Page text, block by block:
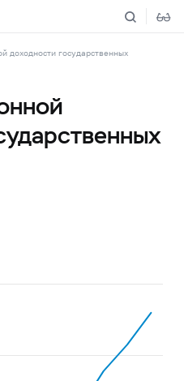
доходности государственных